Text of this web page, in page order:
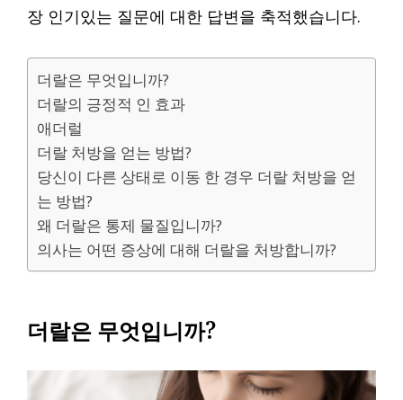
장 인기있는 질문에 대한 답변을 축적했습니다.
더랄은 무엇입니까?
더랄의 긍정적 인 효과
애더럴
더랄 처방을 얻는 방법?
당신이 다른 상태로 이동 한 경우 더랄 처방을 얻
는 방법?
왜 더랄은 통제 물질입니까?
의사는 어떤 증상에 대해 더랄을 처방합니까?
더랄은 무엇입니까?